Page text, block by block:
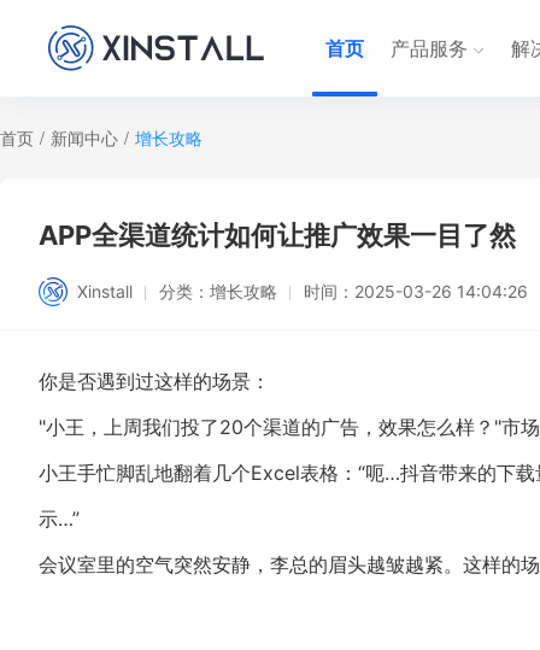
首页 产品服务 解
首页 / 新闻中心 / 增长攻略
APP全渠道统计如何让推广效果一目了然
Xinstall 分类： 增长攻略 时间： 2025-03-26 14:04:26
你是否遇到过这样的场景：
"小王，上周我们投了20个渠道的广告，效果怎么样？"市
小王手忙脚乱地翻着几个Excel表格：“呃…抖音带来的下
示…”
会议室里的空气突然安静，李总的眉头越皱越紧。这样的